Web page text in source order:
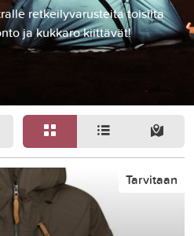
retkeilyvarusteita toisilta
ja kukkaro kiittävät!
Tarvitaan